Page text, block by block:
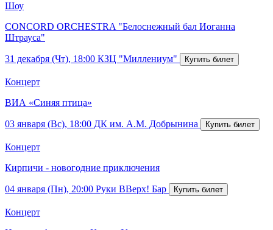
Шоу
CONCORD ORCHESTRA "Белоснежный бал Иоганна
Штрауса"
31 декабря (Чт), 18:00 КЗЦ "Миллениум"
Концерт
ВИА «Синяя птица»
03 января (Вс), 18:00 ДК им. А.М. Добрынина
Концерт
Кирпичи - новогодние приключения
04 января (Пн), 20:00 Руки ВВерх! Бар
Концерт